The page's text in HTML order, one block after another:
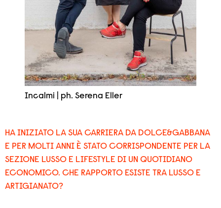
Incalmi | ph. Serena Eller
HA INIZIATO LA SUA CARRIERA DA DOLCE&GABBANA
E PER MOLTI ANNI È STATO CORRISPONDENTE PER LA
SEZIONE LUSSO E LIFESTYLE DI UN QUOTIDIANO
ECONOMICO. CHE RAPPORTO ESISTE TRA LUSSO E
ARTIGIANATO?